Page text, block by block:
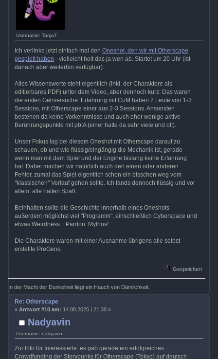
Username: TanjaT
Ich verlinke jetzt einfach mal den Oneshot, den wir mit Otherscape
gespielt haben - vielleicht holt das ja wen ab. Startet um 20 Uhr (ist
danach aber weiterhin verfügbar).
Alles Wissenswerte steht eigentlich (inkl. der Charaktere als
editierbares PDF) unter dem Video, aber dennoch kurz: Das waren
die ersten Gehversuche. Erfahrung mit CoM haben 2 Leute von 1-3
Sessions, mit Otherscape einer aus 2-3 Sessions. Ansonsten
bestehen da keine Vorkenntnisse und auch eher wenige aktive
Berührungspunkte mit pbtA (einer hatte da sehr viele und oft).
Unser Fokus lag bei diesem Oneshot mit Otherscape darauf zu
schauen, ob und wie flüssig/eingängig die Mechanik ist, gerade
wenn man mit dem Spiel und der Engine bislang keine Erfahrung
hat. Dabei machen wir natürlich auch den einen oder anderen
Fehler, zumal das Spiel eigentlich schon ein bisschen weg vom
"klassischen" Verlauf gehen sollte. Ich fands dennoch flüssig und vor
allem: alle hatten Spaß.
Beinhalten sollte die Geschichte innerhalb eines Oneshots
außerdem möglichst viel "Programm", einschließlich Cyberspace und
etwas Weirdness .. Pardon: Mythos!
Die Charaktere waren mit einer Ausnahme übrigens alle selbst
erstellte PreGens.
Gespeichert
In der Macht der Dunkelheit liegt ein Hauch von Dämlichkeit.
Nadyavin
Username: nadyavin
Re: Otherscape
« Antwort #10 am: 14.08.2025 | 21:30 »
Zur Info für Interessierte: es gab gerade ein erfolgreiches
Crowdfunding der Storypunks für Otherscape (Tokyo) auf deutsch